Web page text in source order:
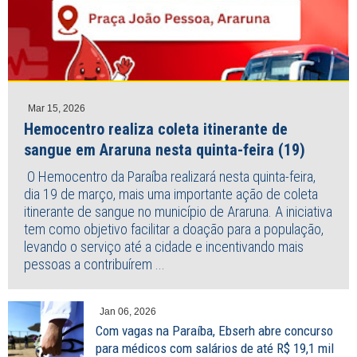
Mar 15, 2026
Hemocentro realiza coleta itinerante de
sangue em Araruna nesta quinta-feira (19)
O Hemocentro da Paraíba realizará nesta quinta-feira,
dia 19 de março, mais uma importante ação de coleta
itinerante de sangue no município de Araruna. A iniciativa
tem como objetivo facilitar a doação para a população,
levando o serviço até a cidade e incentivando mais
pessoas a contribuírem ...
Jan 06, 2026
Com vagas na Paraíba, Ebserh abre concurso
para médicos com salários de até R$ 19,1 mil